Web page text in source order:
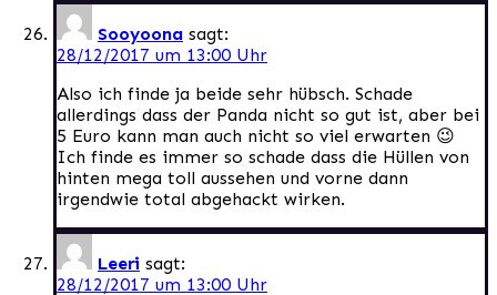
Sooyoona sagt:
28/12/2017 um 13:00 Uhr
Also ich finde ja beide sehr hübsch. Schade
allerdings dass der Panda nicht so gut ist, aber bei
5 Euro kann man auch nicht so viel erwarten 😉
Ich finde es immer so schade dass die Hüllen von
hinten mega toll aussehen und vorne dann
irgendwie total abgehackt wirken.
Leeri sagt:
28/12/2017 um 13:00 Uhr